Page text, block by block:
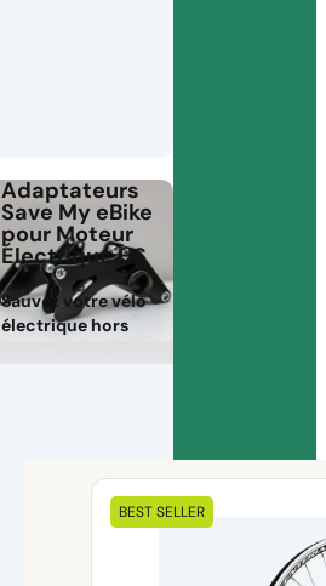
BEST SELLER
Adaptateurs
Save My eBike
pour Moteur
Électrique HS
Sauvez votre vélo
électrique hors